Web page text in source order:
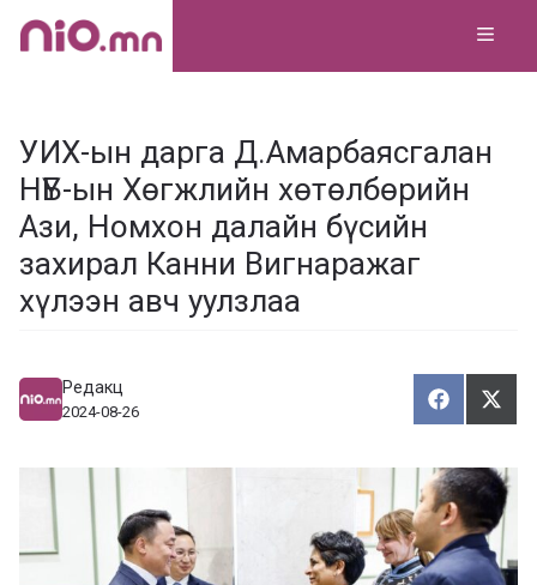
Skip
УИХ-ын дарга Д.Амарбаясгалан
НҮБ-ын Хөгжлийн хөтөлбөрийн
Ази, Номхон далайн бүсийн
захирал Канни Вигнаражаг
хүлээн авч уулзлаа
Редакц
2024-08-26
Х
у
а
а
л
ц
а
х
Т
ү
э
э
х